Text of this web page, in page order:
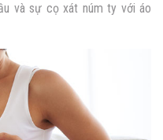
và sự cọ xát núm ty với áo